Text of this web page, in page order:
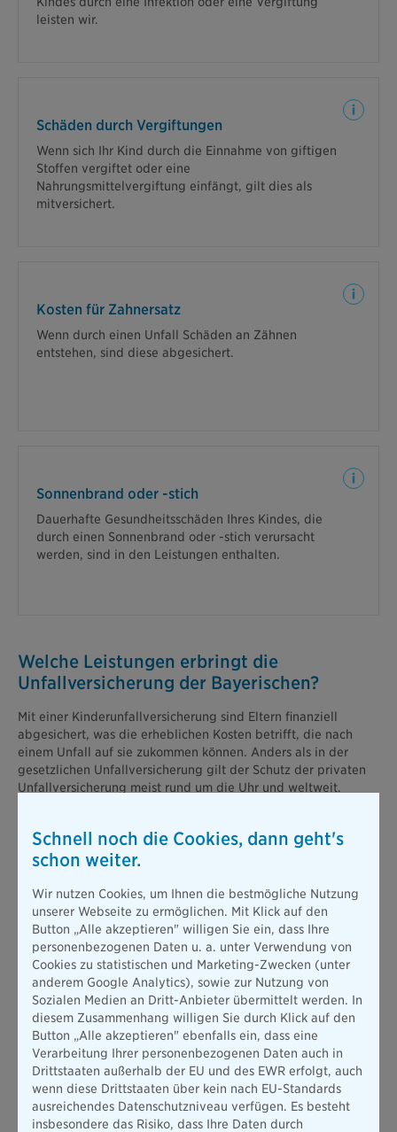
leisten wir.
Schäden durch Vergiftungen
Wenn sich Ihr Kind durch die Einnahme von giftigen
Stoffen vergiftet oder eine
Nahrungsmittelvergiftung einfängt, gilt dies als
mitversichert.
Wenn Ihr Kind sich aufgrund der Einnahme von
giftigen Stoffen durch den Hals vergiftet, gilt dies
Nahrungsmittelvergiftung zu einem Dauerschaden
Kosten für Zahnersatz
Wenn durch einen Unfall Schäden an Zähnen
entstehen, sind diese abgesichert.
Wenn durch einen Unfall Zahnbehandlungskosten
entstehen, die nicht oder nur zum Teil von der
die Unfallversicherung.
Sonnenbrand oder -stich
Dauerhafte Gesundheitsschäden Ihres Kindes, die
durch einen Sonnenbrand oder -stich verursacht
werden, sind in den Leistungen enthalten.
Wenn Ihr Kind z.B. durch das lange Spielen in der
Sonne während Ihres Sommerurlaubs einen
Gesundheitsschaden erleidet, unterstützen wir Sie.
Welche Leistungen erbringt die
Unfallversicherung der Bayerischen?
Mit einer Kinderunfallversicherung sind Eltern finanziell
abgesichert, was die erheblichen Kosten betrifft, die nach
einem Unfall auf sie zukommen können. Anders als in der
gesetzlichen Unfallversicherung gilt der Schutz der privaten
Unfallversicherung meist rund um die Uhr und weltweit.
Folgende Leistungen für Kinder bietet die
Invaliditätsleistung (dauerhafte Beeinträchtigung der
körperlichen oder geistigen Leistungsfähigkeit)
Unfallrente (monatlich, lebenslang)
Krankenhaustagegeld (Leistung ab dem Unfalltag bei
stationärem Aufenthalt)
Rooming-in: die finanzielle Beteiligung an den Kosten für
die Unterbringung eines Elternteils, wenn das Kind nach
einem Unfall ins Krankenhaus kommt.
Sofortleistungen in Höhe von bis zu 25.000 EUR (bei
Schnell noch die Cookies, dann geht's
schon weiter.
Wir nutzen Cookies, um Ihnen die bestmögliche Nutzung
unserer Webseite zu ermöglichen. Mit Klick auf den
Button „Alle akzeptieren" willigen Sie ein, dass Ihre
personenbezogenen Daten u. a. unter Verwendung von
Cookies zu statistischen und Marketing-Zwecken (unter
anderem Google Analytics), sowie zur Nutzung von
Sozialen Medien an Dritt-Anbieter übermittelt werden. In
diesem Zusammenhang willigen Sie durch Klick auf den
Button „Alle akzeptieren" ebenfalls ein, dass eine
Verarbeitung Ihrer personenbezogenen Daten auch in
Drittstaaten außerhalb der EU und des EWR erfolgt, auch
wenn diese Drittstaaten über kein nach EU-Standards
ausreichendes Datenschutzniveau verfügen. Es besteht
insbesondere das Risiko, dass Ihre Daten durch